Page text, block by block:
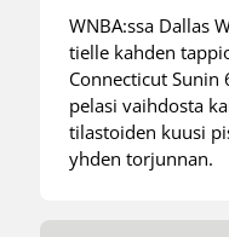
WNBA:ssa Dallas
tielle kahden
Connecticut Sunin
pelasi vaihdosta
tilastoiden kuusi
yhden torjunnan.